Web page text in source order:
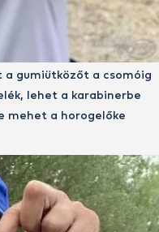
a gumiütközőt a csomóig
lehet a karabinerbe
mehet a horogelőke